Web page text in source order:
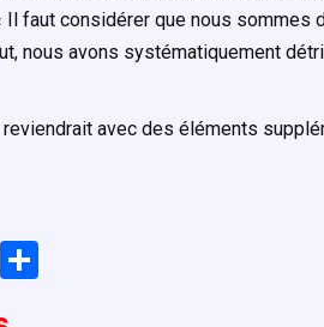
Il faut considérer que nous sommes
nous avons systématiquement
reviendrait avec des éléments
X